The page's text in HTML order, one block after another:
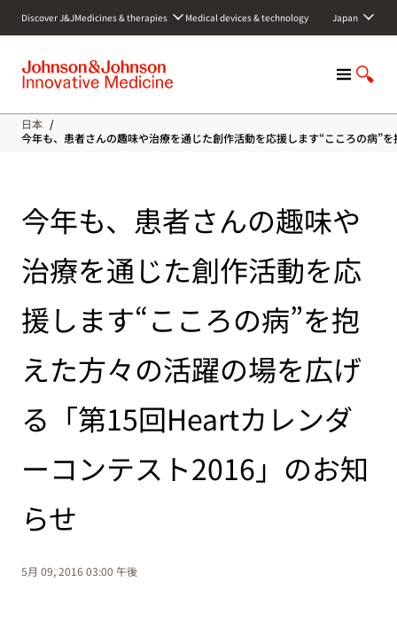
c
Discover J&JMedicines & therapies Medical devices & technology Japan
M
n
u
S
o
w
日本 /
今年も、患者さんの趣味や治療を通じた創作活動を応援します“こころの病
今年も、患者さんの趣味や
治療を通じた創作活動を応
援します“こころの病”を抱
えた方々の活躍の場を広げ
る「第15回Heartカレンダ
ーコンテスト2016」のお知
らせ
5月 09, 2016 03:00 午後